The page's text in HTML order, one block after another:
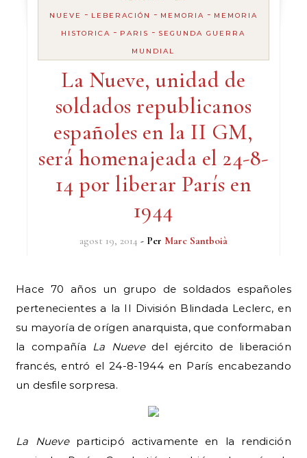
NUEVE
- LEBERACIÓN - MEMORIA - MEMORIA
HISTORICA - PARIS - SEGUNDA GUERRA
MUNDIAL
La Nueve, unidad de
soldados republicanos
españoles en la II GM,
será homenajeada el 24-8-
14 por liberar París en
1944
agost 19, 2014 - Per Marc Santboià
Hace 70 años un grupo de soldados españoles
pertenecientes a la II División Blindada Leclerc, en
su mayoría de orígen anarquista, que conformaban
la compañía La Nuevedel ejército de liberación
francés, entró el 24-8-1944 en París encabezando
un desfile sorpresa.
La Nueveparticipó activamente en la rendición